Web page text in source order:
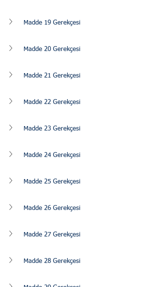
Madde 19 Gerekçesi
Madde 20 Gerekçesi
Madde 21 Gerekçesi
Madde 22 Gerekçesi
Madde 23 Gerekçesi
Madde 24 Gerekçesi
Madde 25 Gerekçesi
Madde 26 Gerekçesi
Madde 27 Gerekçesi
Madde 28 Gerekçesi